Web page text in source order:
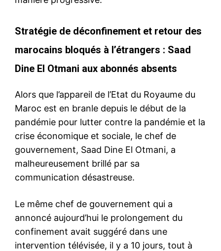
Stratégie de déconfinement et retour des
marocains bloqués à l’étrangers : Saad
Dine El Otmani aux abonnés absents
Alors que l’appareil de l’Etat du Royaume du
Maroc est en branle depuis le début de la
pandémie pour lutter contre la pandémie et la
crise économique et sociale, le chef de
gouvernement, Saad Dine El Otmani, a
malheureusement brillé par sa
communication désastreuse.
Le même chef de gouvernement qui a
annoncé aujourd’hui le prolongement du
confinement avait suggéré dans une
intervention télévisée, il y a 10 jours, tout à